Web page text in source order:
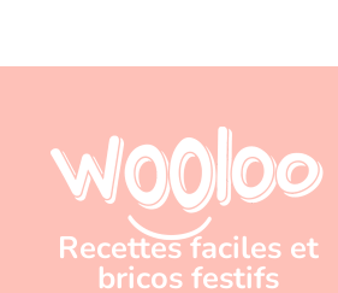
Recettes faciles et
bricos festifs